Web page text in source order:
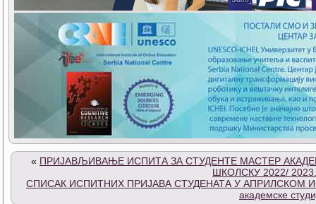
« ПРИЈАВЉИВАЊЕ ИСПИТА ЗА СТУДЕНТЕ МАСТЕР
ШКОЛСКУ 2022/
СПИСАК ИСПИТНИХ ПРИЈАВА СТУДЕНАТА У АПРИЛСКОМ
академске